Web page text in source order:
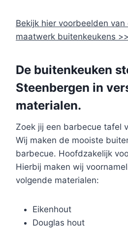
Bekijk hier voorbeelden
maatwerk buitenkeukens >>
De buitenkeuken
Steenbergen in
materialen.
Zoek jij een barbecue tafel
Wij maken de mooiste
barbecue. Hoofdzakelijk
Hierbij maken wij
volgende materialen:
Eikenhout
Douglas hout